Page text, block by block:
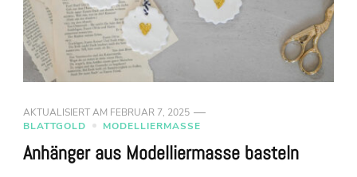
AKTUALISIERT AM FEBRUAR 7, 2025
BLATTGOLD
MODELLIERMASSE
Anhänger aus Modelliermasse basteln